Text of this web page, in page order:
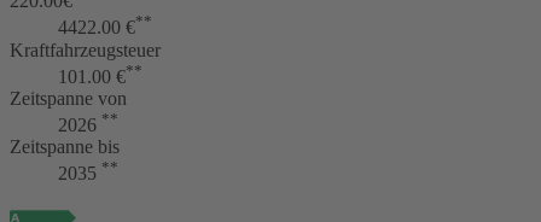
4422.00 €**
Kraftfahrzeugsteuer
101.00 €**
Zeitspanne von
2026 **
Zeitspanne bis
2035 **